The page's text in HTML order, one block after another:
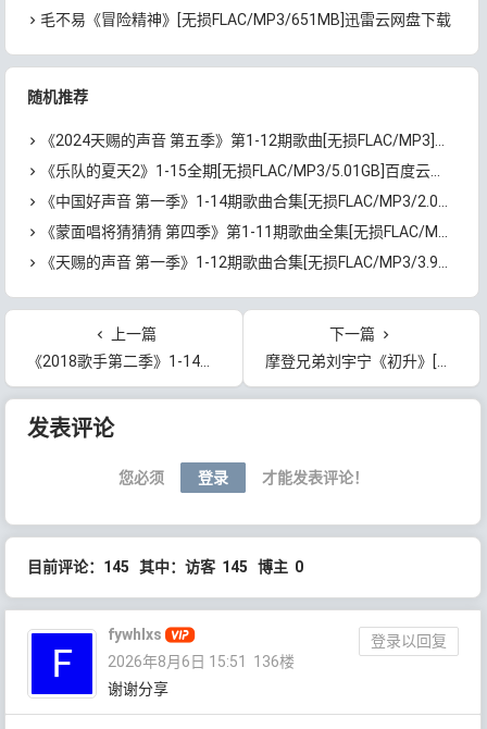
毛不易《冒险精神》[无损FLAC/MP3/651MB]迅雷云网盘下载
随机推荐
《2024天赐的声音 第五季》第1-12期歌曲[无损FLAC/MP3]百度云网盘下载
《乐队的夏天2》1-15全期[无损FLAC/MP3/5.01GB]百度云网盘下载
《中国好声音 第一季》1-14期歌曲合集[无损FLAC/MP3/2.08GB]百度云网盘下载
《蒙面唱将猜猜猜 第四季》第1-11期歌曲全集[无损FLAC/MP3/3.12GB]百度云网盘下载
《天赐的声音 第一季》1-12期歌曲合集[无损FLAC/MP3/3.96GB]百度云网盘下载
上一篇
《2018歌手第二季》1-14期所有歌曲打包[无损FLAC/MP3/7.26GB]百度云网盘下载
下一篇
摩登兄弟刘宇宁《初升》[无损FLAC/MP3/47MB]百度云网盘下载
文章导航
发表评论
您必须 登录 才能发表评论！
目前评论：145 其中：访客 145 博主 0
fywhlxs
登录以回复
2026年8月6日 15:51
136楼
谢谢分享